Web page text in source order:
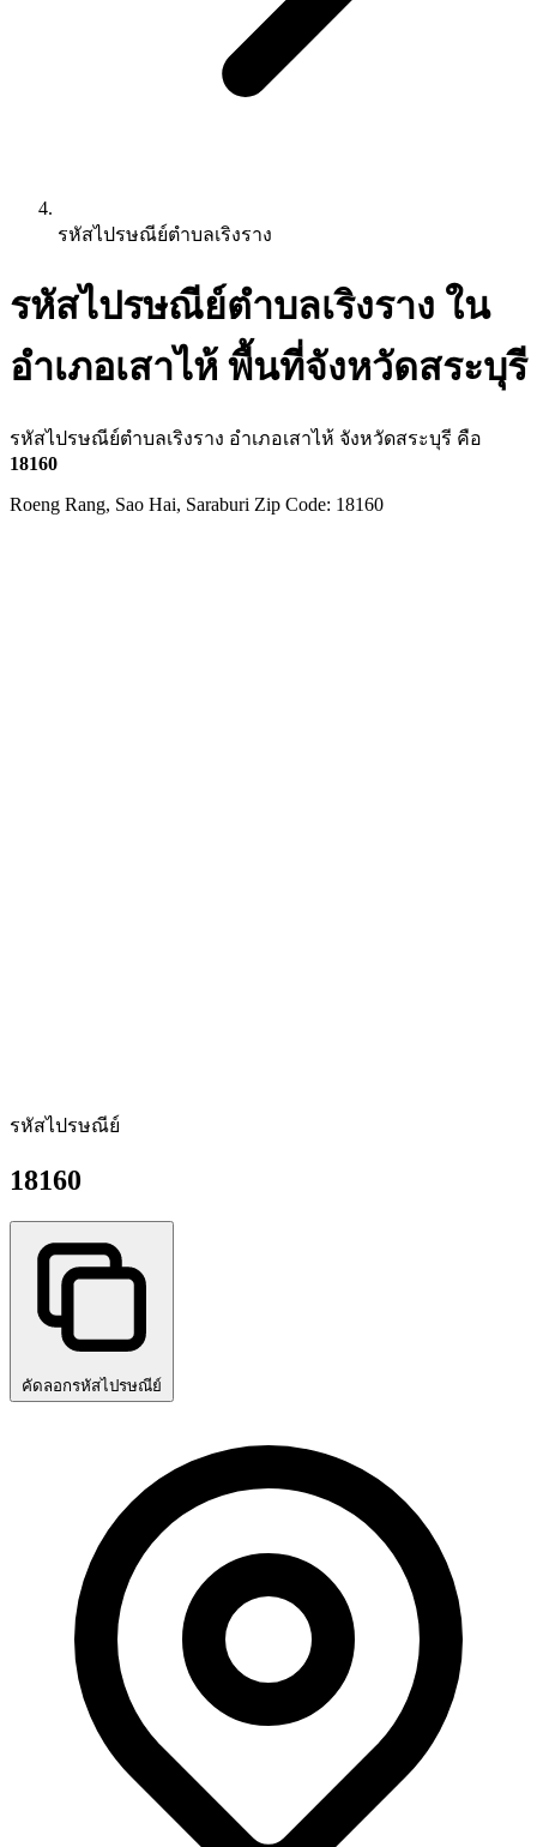
รหัสไปรษณีย์ตำบลเริงราง
รหัสไปรษณีย์ตำบลเริงราง ใน
อำเภอเสาไห้ พื้นที่จังหวัดสระบุรี
รหัสไปรษณีย์ตำบลเริงราง อำเภอเสาไห้ จังหวัดสระบุรี คือ
18160
Roeng Rang, Sao Hai, Saraburi Zip Code: 18160
รหัสไปรษณีย์
18160
คัดลอกรหัสไปรษณีย์